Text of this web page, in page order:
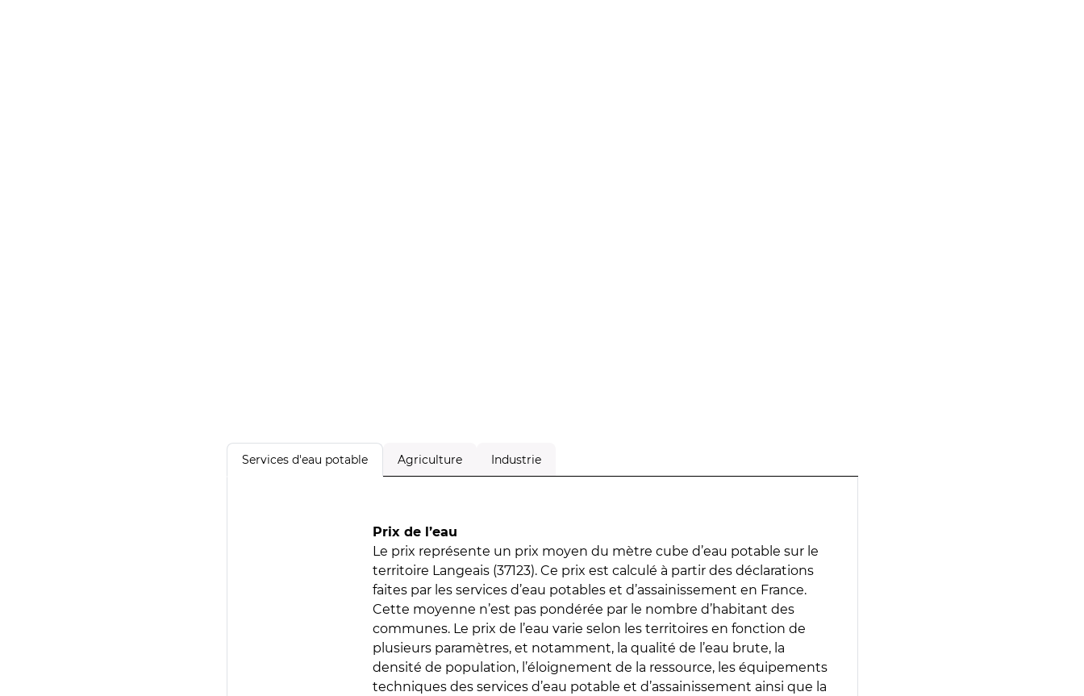
Services d'eau potable Agriculture Industrie
Prix de l’eau
Le prix représente un prix moyen du mètre cube d’eau potable sur le
territoire Langeais (37123). Ce prix est calculé à partir des déclarations
faites par les services d’eau potables et d’assainissement en France.
Cette moyenne n’est pas pondérée par le nombre d’habitant des
communes. Le prix de l’eau varie selon les territoires en fonction de
plusieurs paramètres, et notamment, la qualité de l’eau brute, la
densité de population, l’éloignement de la ressource, les équipements
techniques des services d’eau potable et d’assainissement ainsi que la